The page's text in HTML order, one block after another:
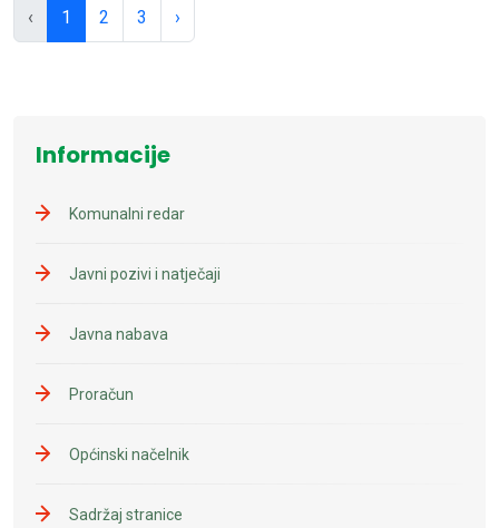
‹ 1 2 3 ›
Informacije
Komunalni redar
Javni pozivi i natječaji
Javna nabava
Proračun
Općinski načelnik
Sadržaj stranice